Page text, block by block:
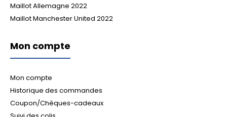
Maillot Allemagne 2022
Maillot Manchester United 2022
Mon compte
Mon compte
Historique des commandes
Coupon/Chèques-cadeaux